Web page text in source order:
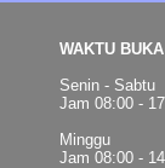
WAKTU
Senin - Sabtu
Jam 08:00 -
Minggu
Jam 08:00 -